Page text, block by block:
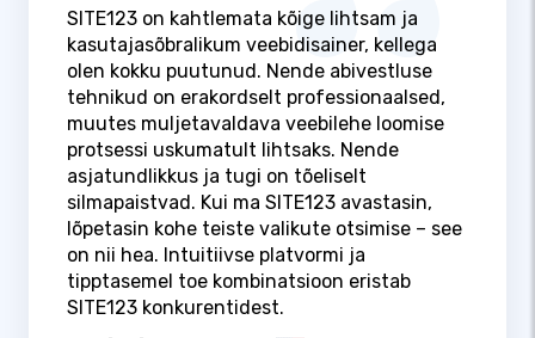
SITE123 on kahtlemata kõige lihtsam ja
kasutajasõbralikum veebidisainer, kellega
olen kokku puutunud. Nende abivestluse
tehnikud on erakordselt professionaalsed,
muutes muljetavaldava veebilehe loomise
protsessi uskumatult lihtsaks. Nende
asjatundlikkus ja tugi on tõeliselt
silmapaistvad. Kui ma SITE123 avastasin,
lõpetasin kohe teiste valikute otsimise – see
on nii hea. Intuitiivse platvormi ja
tipptasemel toe kombinatsioon eristab
SITE123 konkurentidest.